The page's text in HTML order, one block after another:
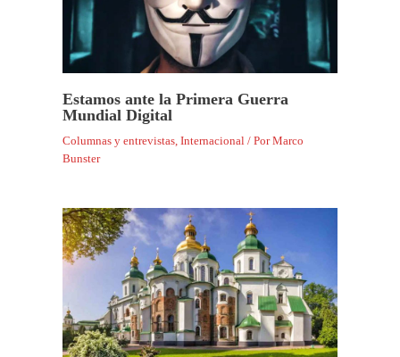
Estamos ante la Primera Guerra
Mundial Digital
Columnas y entrevistas ,Internacional / PorMarco
Bunster